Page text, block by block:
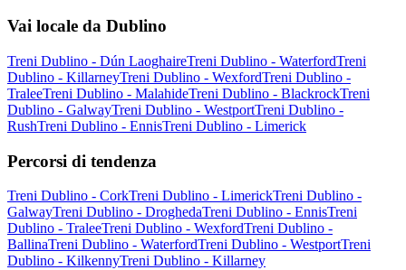
Vai locale da Dublino
Treni Dublino - Dún LaoghaireTreni Dublino - WaterfordTreni
Dublino - KillarneyTreni Dublino - WexfordTreni Dublino -
TraleeTreni Dublino - MalahideTreni Dublino - BlackrockTreni
Dublino - GalwayTreni Dublino - WestportTreni Dublino -
RushTreni Dublino - EnnisTreni Dublino - Limerick
Percorsi di tendenza
Treni Dublino - CorkTreni Dublino - LimerickTreni Dublino -
GalwayTreni Dublino - DroghedaTreni Dublino - EnnisTreni
Dublino - TraleeTreni Dublino - WexfordTreni Dublino -
BallinaTreni Dublino - WaterfordTreni Dublino - WestportTreni
Dublino - KilkennyTreni Dublino - Killarney